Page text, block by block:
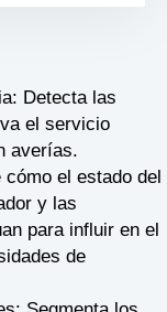
Detecta las
el servicio
averías.
el estado del
y las
para influir en el
de